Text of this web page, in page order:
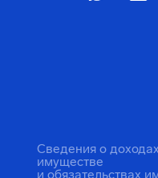
Сведения о
имуществе
и обязательствах